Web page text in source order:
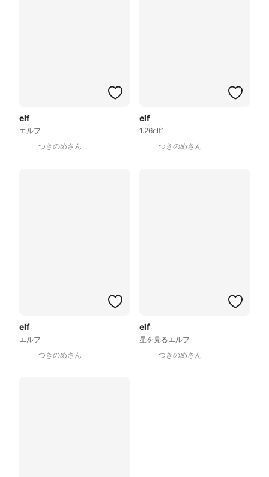
elf
エルフ
つきのめさん
elf
1.26elf1
つきのめさん
elf
エルフ
つきのめさん
elf
星を見るエルフ
つきのめさん